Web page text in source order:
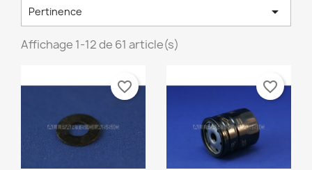
Pertinence 
Affichage 1-12 de 61 article(s)
favorite_border favorite_border